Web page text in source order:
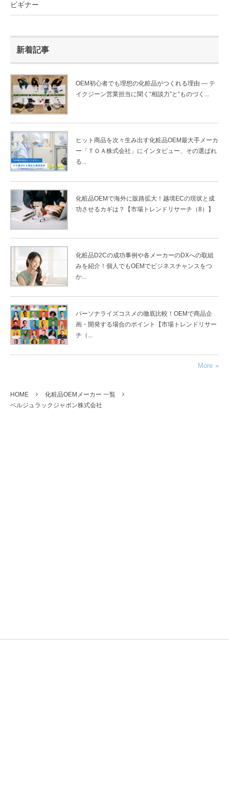
ビギナー
新着記事
OEM初心者でも理想の化粧品がつくれる理由 ― テ
イクジーン営業担当に聞く“相談力”と“ものづく...
ヒット商品を次々生み出す化粧品OEM最大手メーカ
ー「ＴＯＡ株式会社」にインタビュー、その選ばれ
る...
化粧品OEMで海外に販路拡大！越境ECの現状と成
功させるカギは？【市場トレンドリサーチ（8）】
化粧品D2Cの成功事例や各メーカーのDXへの取組
みを紹介！個人でもOEMでビジネスチャンスをつ
か...
パーソナライズコスメの徹底比較！OEMで商品企
画・開発する場合のポイント【市場トレンドリサー
チ（...
More
HOME
化粧品OEMメーカー 一覧
ベルジュラックジャポン株式会社